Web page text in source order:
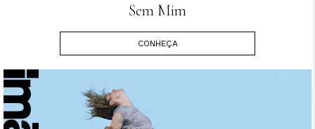
Sem Mim
CONHEÇA